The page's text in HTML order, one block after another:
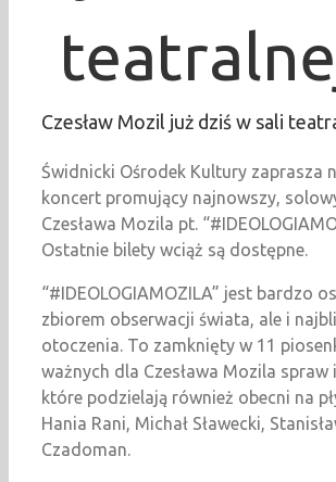
Czesław Mozil już dziś w sali
Świdnicki Ośrodek Kultury zaprasza
koncert promujący najnowszy,
Czesława Mozila pt.
Ostatnie bilety wciąż są dostępne.
“#IDEOLOGIAMOZILA” jest bardzo
zbiorem obserwacji świata, ale i
otoczenia. To zamknięty w 11
ważnych dla Czesława Mozila spraw
które podzielają również obecni na
Hania Rani, Michał Sławecki,
Czadoman.